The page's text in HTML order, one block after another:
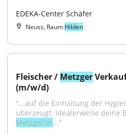
EDEKA-Center Schäfer
Neuss, Raum Hilden
Fleischer / Metzger
(m/w/d)
"...auf die Einhaltung der
Metzger:in..."